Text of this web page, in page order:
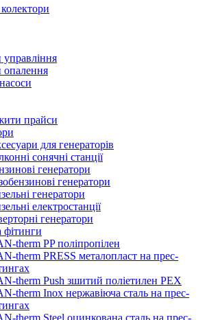
прайси
для генераторів
сонячні станції
генератори
генератори
генератори
електростанції
генератори
фітинги
therm PP поліпропілен
therm PRESS металопласт на прес-
therm Push зшитий поліетилен PEX
therm Inox нержавіюча сталь на прес-
therm Steel оцинкована сталь на прес-